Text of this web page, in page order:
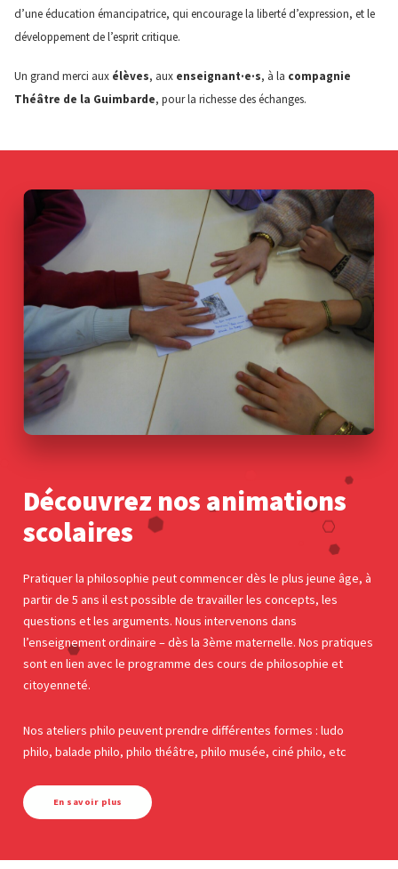
d’une éducation émancipatrice, qui encourage la liberté d’expression, et le
développement de l’esprit critique.
Un grand merci aux élèves, aux enseignant·e·s, à la compagnie
Théâtre de la Guimbarde, pour la richesse des échanges.
Découvrez nos animations
scolaires
Pratiquer la philosophie peut commencer dès le plus jeune âge, à
partir de 5 ans il est possible de travailler les concepts, les
questions et les arguments. Nous intervenons dans
l’enseignement ordinaire – dès la 3ème maternelle. Nos pratiques
sont en lien avec le programme des cours de philosophie et
citoyenneté.
Nos ateliers philo peuvent prendre différentes formes : ludo
philo, balade philo, philo théâtre, philo musée, ciné philo, etc
En savoir plus